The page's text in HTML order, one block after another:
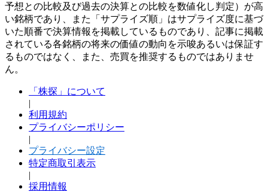
予想との比較及び過去の決算との比較を数値化し判定）が高
い銘柄であり、また「サプライズ順」はサプライズ度に基づ
いた順番で決算情報を掲載しているものであり、記事に掲載
されている各銘柄の将来の価値の動向を示唆あるいは保証す
るものではなく、また、売買を推奨するものではありませ
ん。
「株探」について
|
利用規約
プライバシーポリシー
|
プライバシー設定
特定商取引表示
|
採用情報